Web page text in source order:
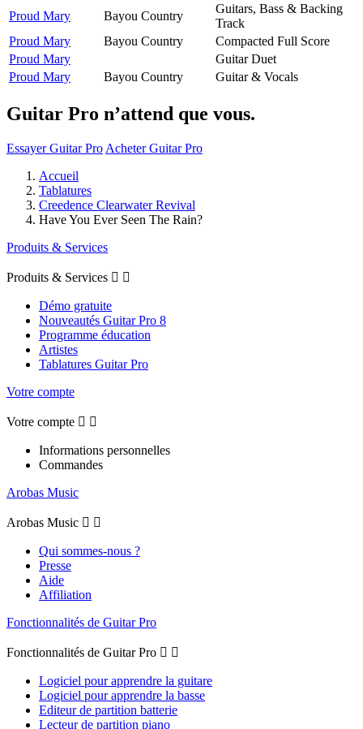
Proud Mary
Bayou Country
Guitars, Bass & Backing
Track
Proud Mary
Bayou Country
Compacted Full Score
Proud Mary
Guitar Duet
Proud Mary
Bayou Country Guitar & Vocals
Guitar Pro n’attend que vous.
Essayer Guitar Pro Acheter Guitar Pro
Accueil
Tablatures
Creedence Clearwater Revival
Have You Ever Seen The Rain?
Produits & Services
Produits & Services  
Démo gratuite
Nouveautés Guitar Pro 8
Programme éducation
Artistes
Tablatures Guitar Pro
Votre compte
Votre compte  
Informations personnelles
Commandes
Arobas Music
Arobas Music  
Qui sommes-nous ?
Presse
Aide
Affiliation
Fonctionnalités de Guitar Pro
Fonctionnalités de Guitar Pro  
Logiciel pour apprendre la guitare
Logiciel pour apprendre la basse
Editeur de partition batterie
Lecteur de partition piano